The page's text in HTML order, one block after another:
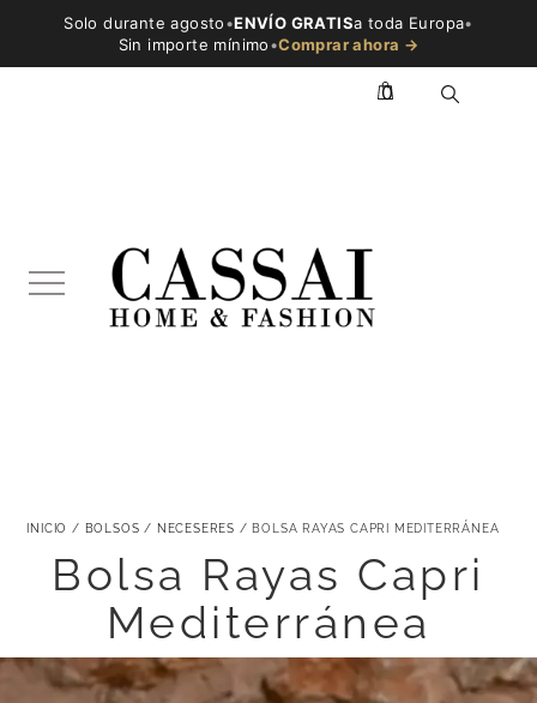
Solo durante agosto•ENVÍO GRATISa toda Europa•
Sin importe mínimo•Comprar ahora →
0
INICIO / BOLSOS / NECESERES / BOLSA RAYAS CAPRI MEDITERRÁNEA
Bolsa Rayas Capri
Mediterránea